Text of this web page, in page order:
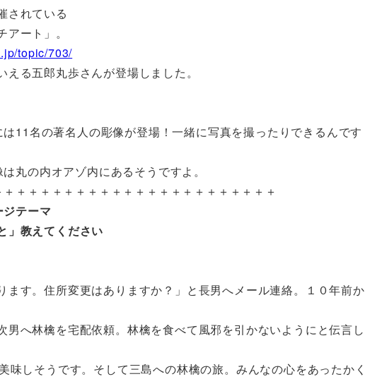
されている
ート」。
topic/703/
る五郎丸歩さんが登場しました。
11名の著名人の彫像が登場！一緒に写真を撮ったりできるんです
丸の内オアゾ内にあるそうですよ。
＋＋＋＋＋＋＋＋＋＋＋＋＋＋＋＋＋＋＋＋＋＋＋
ジテーマ
」教えてください
す。住所変更はありますか？」と長男へメール連絡。１０年前か
男へ林檎を宅配依頼。林檎を食べて風邪を引かないようにと伝言し
しそうです。そして三島への林檎の旅。みんなの心をあったかく